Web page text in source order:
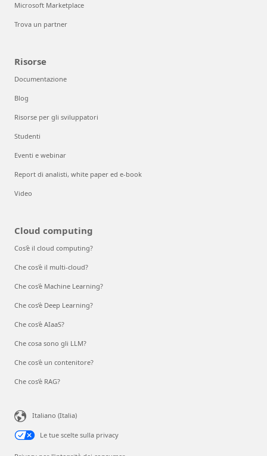
Microsoft Marketplace
Trova un partner
Risorse
Documentazione
Blog
Risorse per gli sviluppatori
Studenti
Eventi e webinar
Report di analisti, white paper ed e-book
Video
Cloud computing
Cos'è il cloud computing?
Che cos'è il multi-cloud?
Che cos'è Machine Learning?
Che cos’è Deep Learning?
Che cos'è AIaaS?
Che cosa sono gli LLM?
Che cos'è un contenitore?
Che cos’è RAG?
Italiano (Italia)
Le tue scelte sulla privacy